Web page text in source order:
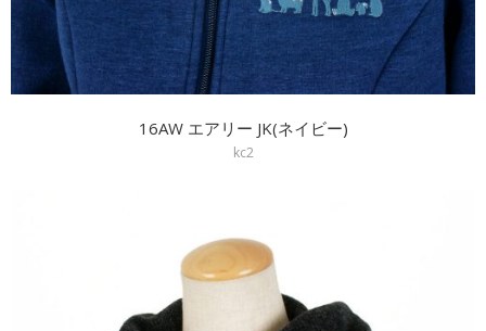
16AW エアリー JK(ネイビー)
kc2